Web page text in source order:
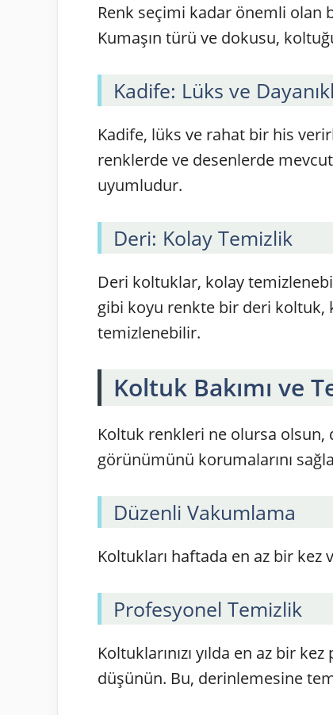
Renk seçimi kadar önemli
Kumaşın türü ve dokusu,
Kadife: Lüks ve
Kadife, lüks ve rahat bir his
renklerde ve desenlerde
uyumludur.
Deri: Kolay Temizlik
Deri koltuklar, kolay
gibi koyu renkte bir deri koltuk,
temizlenebilir.
Koltuk Bakımı ve
Koltuk renkleri ne olursa olsun,
görünümünü korumalarını
Düzenli Vakumlama
Koltukları haftada en az bir
Profesyonel Temizlik
Koltuklarınızı yılda en az bir
düşünün. Bu, derinlemesine